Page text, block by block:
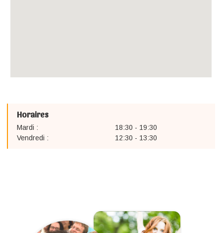
Horaires
Mardi :
18:30 - 19:30
Vendredi :
12:30 - 13:30